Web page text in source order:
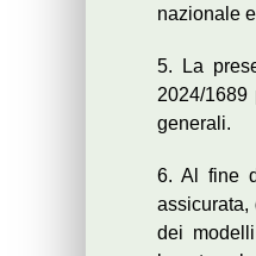
nazionale
5. La
2024/
generali.
6. Al fine
dei